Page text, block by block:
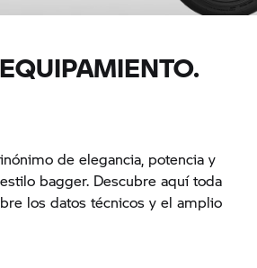
de elegancia, potencia y
bagger. Descubre aquí toda
los datos técnicos y el amplio